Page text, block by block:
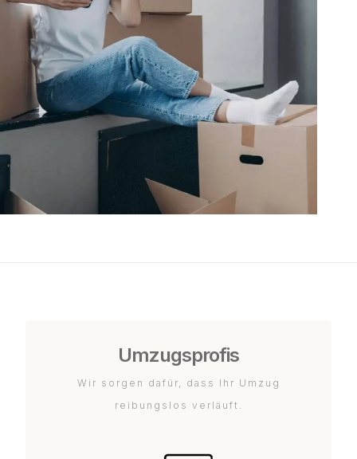
Umzugsprofis
Wir sorgen dafür, dass Ihr Umzug
reibungslos verläuft.